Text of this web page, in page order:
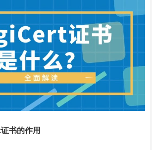
书的作用